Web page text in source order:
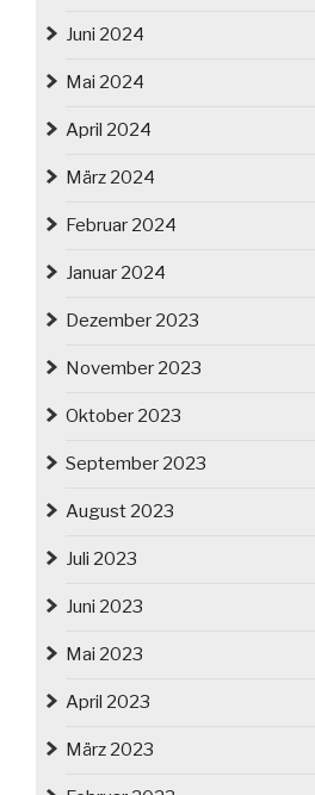
Juni 2024
Mai 2024
April 2024
März 2024
Februar 2024
Januar 2024
Dezember 2023
November 2023
Oktober 2023
September 2023
August 2023
Juli 2023
Juni 2023
Mai 2023
April 2023
März 2023